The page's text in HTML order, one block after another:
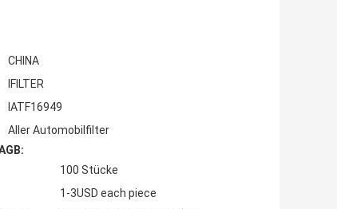
CHINA
IFILTER
IATF16949
Aller Automobilfilter
100 Stücke
1-3USD each piece